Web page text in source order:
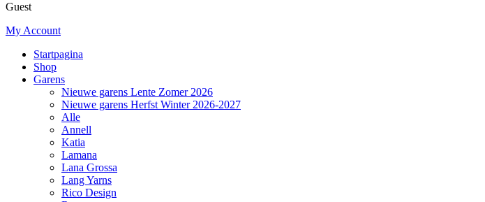
Guest
My Account
Startpagina
Shop
Garens
Nieuwe garens Lente Zomer 2026
Nieuwe garens Herfst Winter 2026-2027
Alle
Annell
Katia
Lamana
Lana Grossa
Lang Yarns
Rico Design